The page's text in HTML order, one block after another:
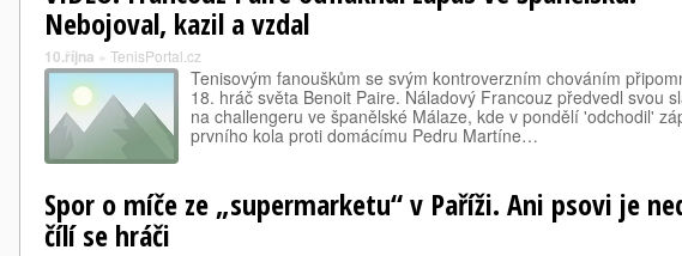
Nebojoval, kazil a vzdal
10.října » TenisPortal.cz
Tenisovým fanouškům se svým kontroverzním chováním
18. hráč světa Benoit Paire. Náladový Francouz předvedl svou
na challengeru ve španělské Málaze, kde v pondělí 'odchodil'
prvního kola proti domácímu Pedru Martíne…
Spor o míče ze „supermarketu“ v Paříži. Ani psovi je
čílí se hráči